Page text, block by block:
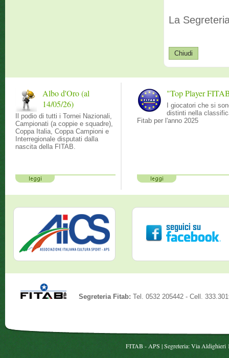
La
Albo d'Oro (al
14/05/26)
Il podio di tutti i Tornei Nazionali,
Campionati (a coppie e squadre),
Coppa Italia, Coppa Campioni e
Interregionale disputati dalla
nascita della FITAB.
"Top Player
I giocatori che si
distinti nella
Fitab per l'anno 2025
Segreteria Fitab: Tel. 0532 205442 - Cell.
FITAB - APS | Segreteria: Via Aldighieri